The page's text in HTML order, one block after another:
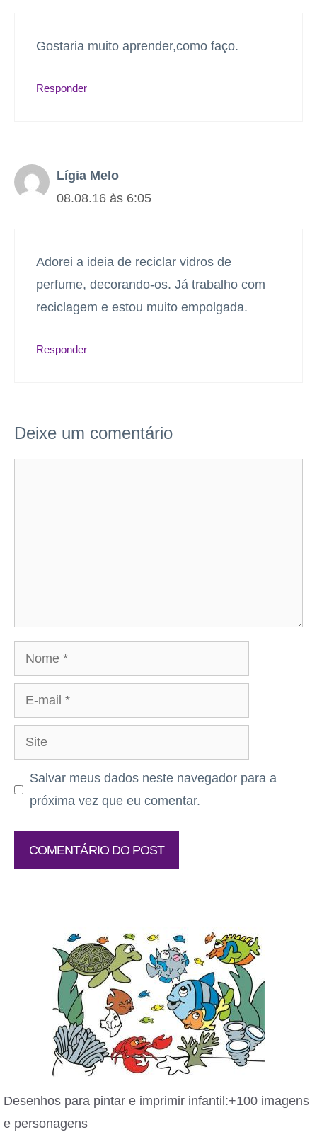
Gostaria muito aprender,como faço.
Responder
Lígia Melo
08.08.16 às 6:05
Adorei a ideia de reciclar vidros de
perfume, decorando-os. Já trabalho com
reciclagem e estou muito empolgada.
Responder
Deixe um comentário
Nome
mail
Site
Salvar meus dados neste navegador para a
próxima vez que eu comentar.
Desenhos para pintar e imprimir infantil:+100 imagens
e personagens